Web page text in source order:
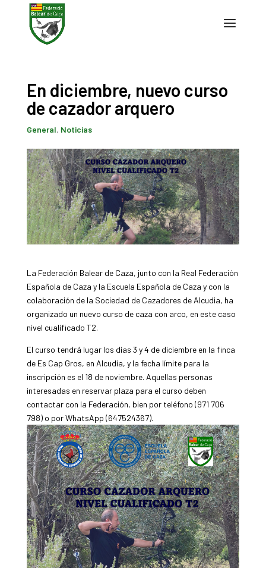
En diciembre, nuevo curso
de cazador arquero
General, Noticias
La Federación Balear de Caza, junto con la Real Federación
Española de Caza y la Escuela Española de Caza y con la
colaboración de la Sociedad de Cazadores de Alcudia, ha
organizado un nuevo curso de caza con arco, en este caso
nivel cualificado T2.
El curso tendrá lugar los días 3 y 4 de diciembre en la finca
de Es Cap Gros, en Alcudia, y la fecha límite para la
inscripción es el 18 de noviembre. Aquellas personas
interesadas en reservar plaza para el curso deben
contactar con la Federación, bien por teléfono (971 706
798) o por WhatsApp (647524367).